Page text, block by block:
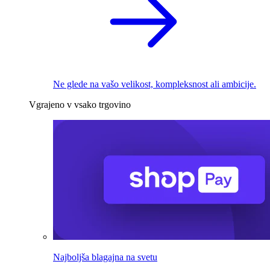
Ne glede na vašo velikost, kompleksnost ali ambicije.
Vgrajeno v vsako trgovino
Najboljša blagajna na svetu